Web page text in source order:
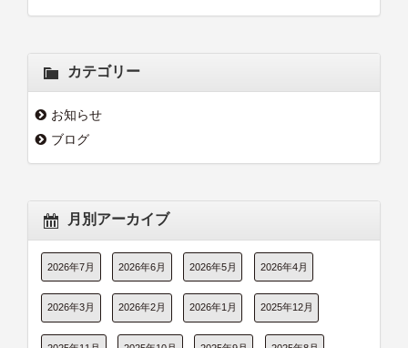
カテゴリー
お知らせ
ブログ
月別アーカイブ
2026年7月 2026年6月 2026年5月 2026年4月
2026年3月 2026年2月 2026年1月 2025年12月